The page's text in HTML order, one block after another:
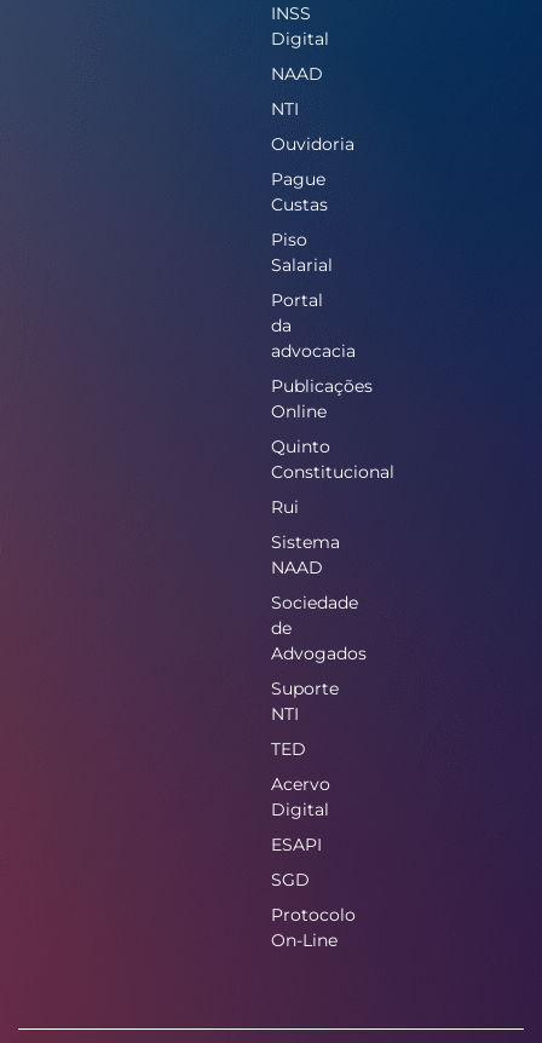
INSS
Digital
NAAD
NTI
Ouvidoria
Pague
Custas
Piso
Salarial
Portal
da
advocacia
Publicações
Online
Quinto
Constitucional
Rui
Sistema
NAAD
Sociedade
de
Advogados
Suporte
NTI
TED
Acervo
Digital
ESAPI
SGD
Protocolo
On-Line